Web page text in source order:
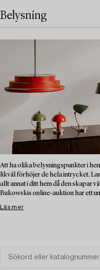
Belysning
Att ha olika belysningspunkter i
likväl förhöjer de hela intrycket.
allt annat i ditt hem då den skapar
Bukowskis online-auktion har ett
Läs mer